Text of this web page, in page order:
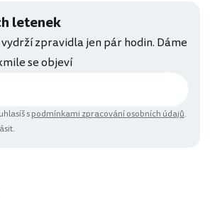
letenek
zpravidla jen pár hodin. Dáme
se objeví
spodmínkami zpracování osobních údajů.